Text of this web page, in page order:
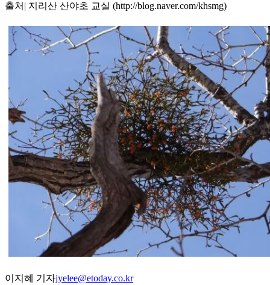
출처| 지리산 산야초 교실 (http://blog.naver.com/khsmg)
이지혜 기자jyelee@etoday.co.kr